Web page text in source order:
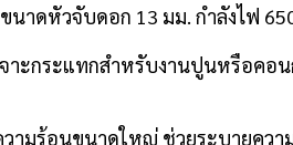
นาดหัวจับดอก 13 มม. กำลังไฟ
าะกระแทกสำหรับงานปูนหรือค
ความร้อนขนาดใหญ่ ช่วยระบายค